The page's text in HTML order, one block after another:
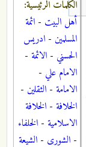
الكلمات الرئيسية:
أهل البيت - ائمة
المسلمين - ادريس
الحسني - الائمة -
الامام علي -
الامامة - الثقلين -
الخلافة - الخلافة
الاسلامية - الخلفاء
- الشورى - الشيعة